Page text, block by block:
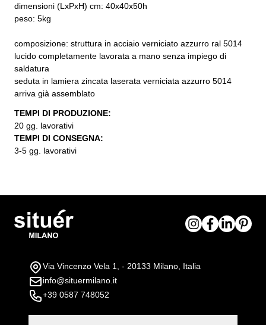
dimensioni (LxPxH) cm: 40x40x50h
peso: 5kg
composizione: struttura in acciaio verniciato azzurro ral 5014
lucido completamente lavorata a mano senza impiego di
saldatura
seduta in lamiera zincata laserata verniciata azzurro 5014
arriva già assemblato
TEMPI DI PRODUZIONE:
20 gg. lavorativi
TEMPI DI CONSEGNA:
3-5 gg. lavorativi
Via Vincenzo Vela 1, - 20133 Milano, Italia
info@situermilano.it
+39 0587 748052